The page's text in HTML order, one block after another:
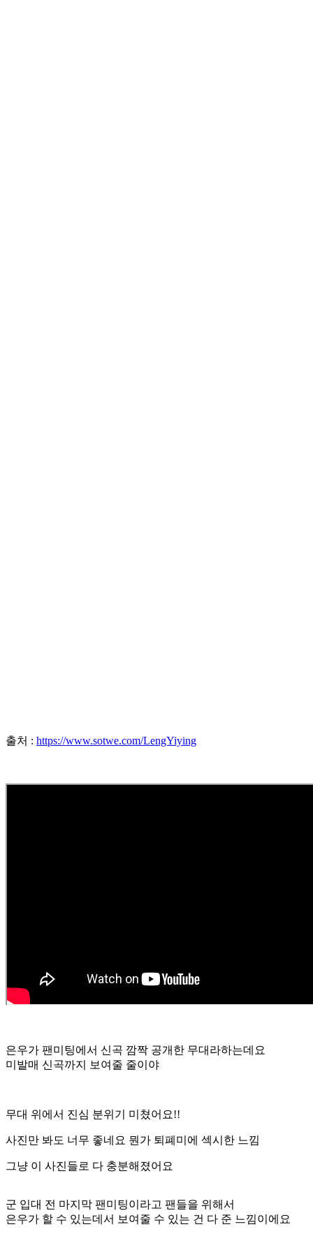
출처 : https://www.sotwe.com/LengYiying
은우가 팬미팅에서 신곡 깜짝 공개한 무대라하는데요
미발매 신곡까지 보여줄 줄이야
무대 위에서 진심 분위기 미쳤어요!!
사진만 봐도 너무 좋네요 뭔가 퇴폐미에 섹시한 느낌
그냥 이 사진들로 다 충분해졌어요
군 입대 전 마지막 팬미팅이라고 팬들을 위해서
은우가 할 수 있는데서 보여줄 수 있는 건 다 준 느낌이에요